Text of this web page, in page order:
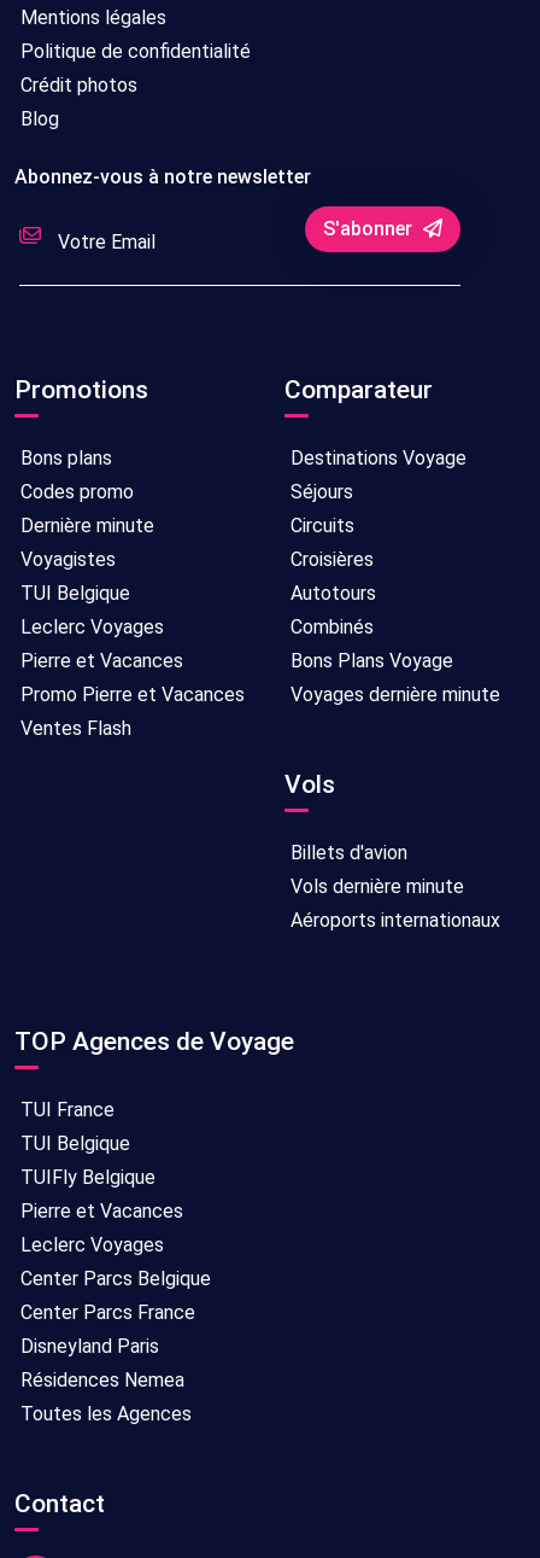
Mentions légales
Politique de confidentialité
Crédit photos
Blog
Abonnez-vous à notre newsletter
S'abonner
Promotions
Bons plans
Codes promo
Dernière minute
Voyagistes
TUI Belgique
Leclerc Voyages
Pierre et Vacances
Promo Pierre et Vacances
Ventes Flash
Comparateur
Destinations Voyage
Séjours
Circuits
Croisières
Autotours
Combinés
Bons Plans Voyage
Voyages dernière minute
Vols
Billets d'avion
Vols dernière minute
Aéroports internationaux
TOP Agences de Voyage
TUI France
TUI Belgique
TUIFly Belgique
Pierre et Vacances
Leclerc Voyages
Center Parcs Belgique
Center Parcs France
Disneyland Paris
Résidences Nemea
Toutes les Agences
Contact